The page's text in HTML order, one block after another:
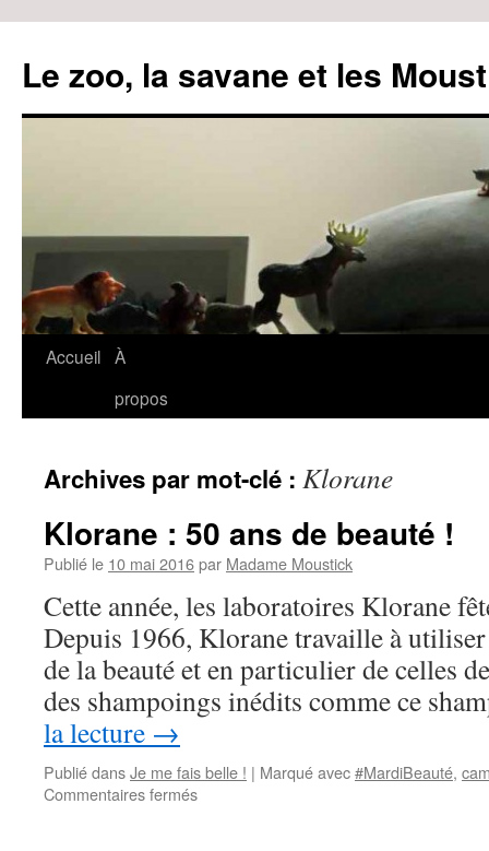
Le zoo, la savane et les
Aller
Accueil À
propos
Archives par mot-clé : Klorane
Klorane : 50 ans de beauté !
Publié le 10 mai 2016par Madame Moustick
Cette année, les laboratoires Klorane
Depuis 1966, Klorane travaille à
de la beauté et en particulier de celles
des shampoings inédits comme ce
la lecture →
Publié dansJe me fais belle ! | Marqué avec#MardiBeauté,
Commentaires fermés